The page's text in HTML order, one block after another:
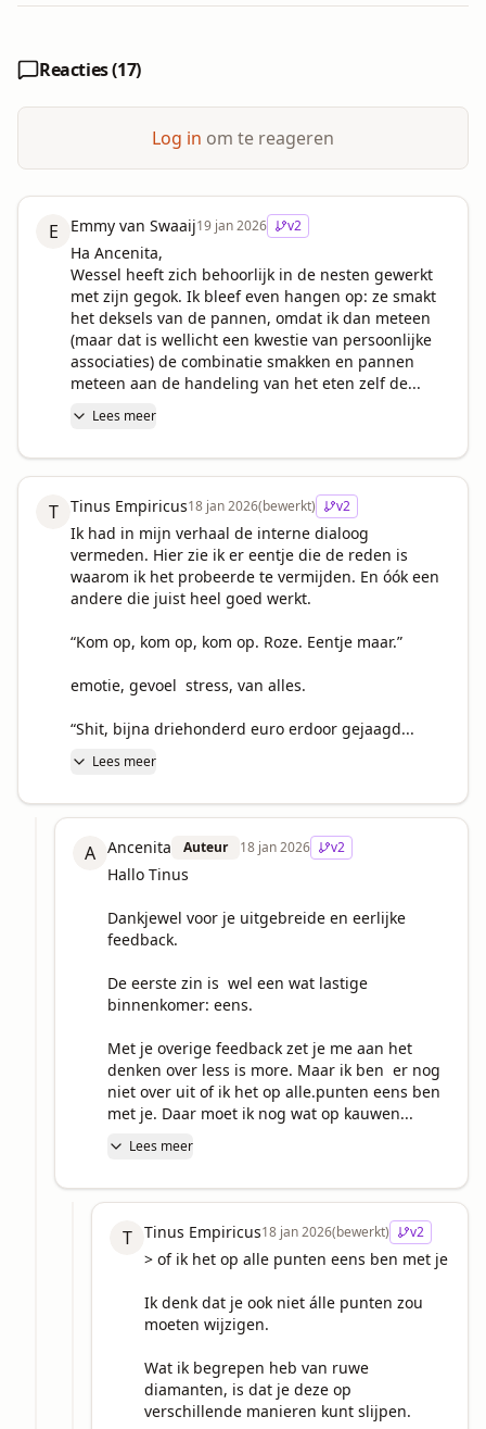
Reacties (17)
Log in om te reageren
E Emmy van Swaaij19 jan 2026 v2
Ha Ancenita,
Wessel heeft zich behoorlijk in de nesten gewerkt
met zijn gegok. Ik bleef even hangen op: ze smakt
het deksels van de pannen, omdat ik dan meteen
(maar dat is wellicht een kwestie van persoonlijke
associaties) de combinatie smakken en pannen
meteen aan de handeling van het eten zelf de...
Lees meer
T Tinus Empiricus18 jan 2026(bewerkt) v2
Ik had in mijn verhaal de interne dialoog
vermeden. Hier zie ik er eentje die de reden is
waarom ik het probeerde te vermijden. En óók een
andere die juist heel goed werkt.
“Kom op, kom op, kom op. Roze. Eentje maar.”
emotie, gevoel  stress, van alles.
“Shit, bijna driehonderd euro erdoor gejaagd...
Lees meer
A Ancenita Auteur 18 jan 2026 v2
Hallo Tinus
Dankjewel voor je uitgebreide en eerlijke
feedback.
De eerste zin is  wel een wat lastige
binnenkomer: eens.
Met je overige feedback zet je me aan het
denken over less is more. Maar ik ben  er nog
niet over uit of ik het op alle.punten eens ben
met je. Daar moet ik nog wat op kauwen...
Lees meer
T Tinus Empiricus18 jan 2026(bewerkt) v2
> of ik het op alle punten eens ben met je
Ik denk dat je ook niet álle punten zou
moeten wijzigen.
Wat ik begrepen heb van ruwe
diamanten, is dat je deze op
verschillende manieren kunt slijpen.